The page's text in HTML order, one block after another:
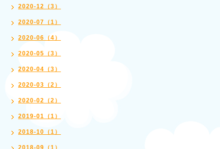
2020-12（3）
2020-07（1）
2020-06（4）
2020-05（3）
2020-04（3）
2020-03（2）
2020-02（2）
2019-01（1）
2018-10（1）